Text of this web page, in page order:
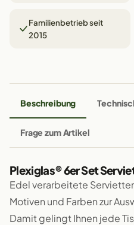
Familienbetrieb seit
2015
Beschreibung
Frage zum Artikel
Plexiglas® 6er Set
Edel verarbeitete
Motiven und Farben zur
Damit gelingt Ihnen jede